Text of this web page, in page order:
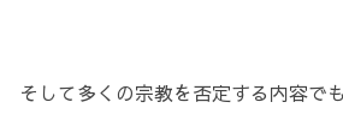
そして多くの宗教を否定する内容で